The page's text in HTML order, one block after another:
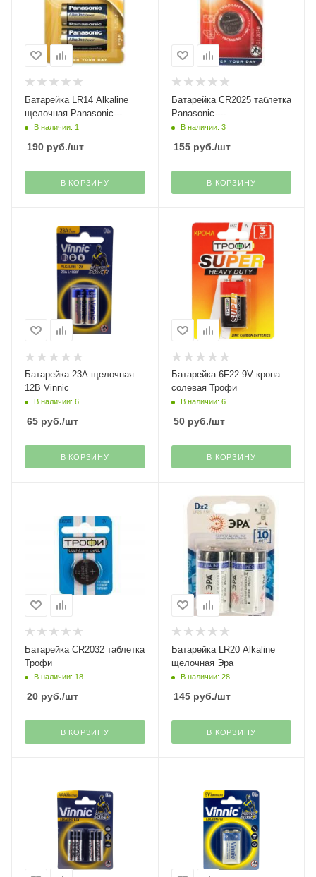
Батарейка LR14 Alkaline
щелочная Panasonic---
В наличии: 1
190 руб./шт
В КОРЗИНУ
Батарейка CR2025 таблетка
Panasonic----
В наличии: 3
155руб./шт
В КОРЗИНУ
Батарейка 23А щелочная
12B Vinnic
В наличии: 6
65 руб./шт
В КОРЗИНУ
Батарейка 6F22 9V крона
солевая Трофи
В наличии: 6
50руб./шт
В КОРЗИНУ
Батарейка CR2032 таблетка
Трофи
В наличии: 18
20 руб./шт
В КОРЗИНУ
Батарейка LR20 Alkaline
щелочная Эра
В наличии: 28
145руб./шт
В КОРЗИНУ